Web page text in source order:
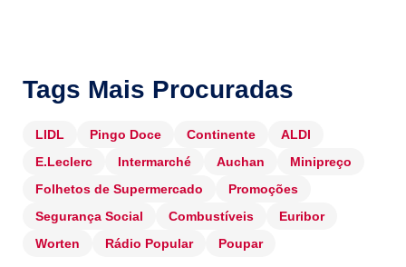
Tags Mais Procuradas
LIDL Pingo Doce Continente
ALDI
E.Leclerc
Intermarché Auchan
Minipreço
Folhetos de Supermercado
Promoções
Segurança Social
Combustíveis
Euribor
Worten
Rádio Popular Poupar